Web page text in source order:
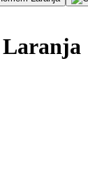
Laranja